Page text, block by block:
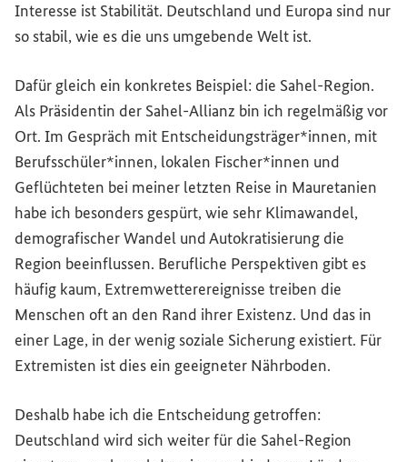
Interesse ist Stabilität. Deutschland und Europa sind nur
so stabil, wie es die uns umgebende Welt ist.
Dafür gleich ein konkretes Beispiel: die Sahel-Region.
Als Präsidentin der Sahel-Allianz bin ich regelmäßig vor
Ort. Im Gespräch mit Entscheidungsträger*innen, mit
Berufsschüler*innen, lokalen Fischer*innen und
Geflüchteten bei meiner letzten Reise in Mauretanien
habe ich besonders gespürt, wie sehr Klimawandel,
demografischer Wandel und Autokratisierung die
Region beeinflussen. Berufliche Perspektiven gibt es
häufig kaum, Extremwetterereignisse treiben die
Menschen oft an den Rand ihrer Existenz. Und das in
einer Lage, in der wenig soziale Sicherung existiert. Für
Extremisten ist dies ein geeigneter Nährboden.
Deshalb habe ich die Entscheidung getroffen:
Deutschland wird sich weiter für die Sahel-Region